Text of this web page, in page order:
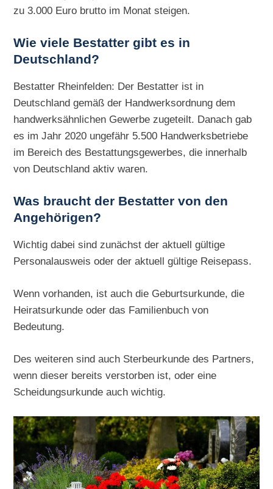
zu 3.000 Euro brutto im Monat steigen.
Wie viele Bestatter gibt es in
Deutschland?
Bestatter Rheinfelden: Der Bestatter ist in
Deutschland gemäß der Handwerksordnung dem
handwerksähnlichen Gewerbe zugeteilt. Danach gab
es im Jahr 2020 ungefähr 5.500 Handwerksbetriebe
im Bereich des Bestattungsgewerbes, die innerhalb
von Deutschland aktiv waren.
Was braucht der Bestatter von den
Angehörigen?
Wichtig dabei sind zunächst der aktuell gültige
Personalausweis oder der aktuell gültige Reisepass.
Wenn vorhanden, ist auch die Geburtsurkunde, die
Heiratsurkunde oder das Familienbuch von
Bedeutung.
Des weiteren sind auch Sterbeurkunde des Partners,
wenn dieser bereits verstorben ist, oder eine
Scheidungsurkunde auch wichtig.